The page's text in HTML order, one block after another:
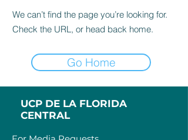
We can’t find the page you’re looking for.
Check the URL, or head back home.
Go Home
UCP DE LA FLORIDA
CENTRAL